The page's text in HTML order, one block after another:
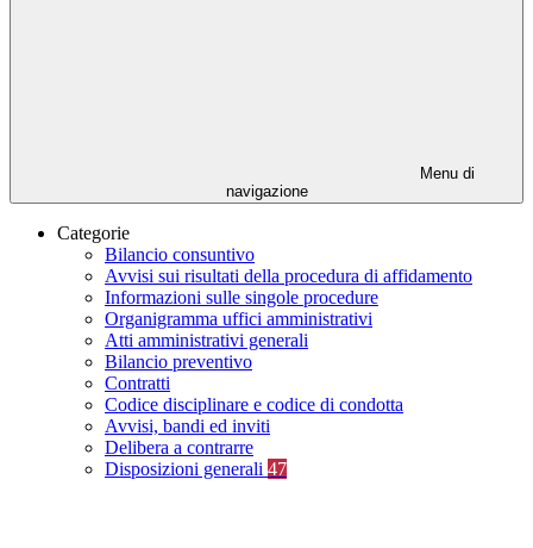
Menu di
navigazione
Categorie
Bilancio consuntivo
Avvisi sui risultati della procedura di affidamento
Informazioni sulle singole procedure
Organigramma uffici amministrativi
Atti amministrativi generali
Bilancio preventivo
Contratti
Codice disciplinare e codice di condotta
Avvisi, bandi ed inviti
Delibera a contrarre
Disposizioni generali 47